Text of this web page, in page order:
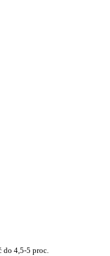
do 4,5-5 proc.